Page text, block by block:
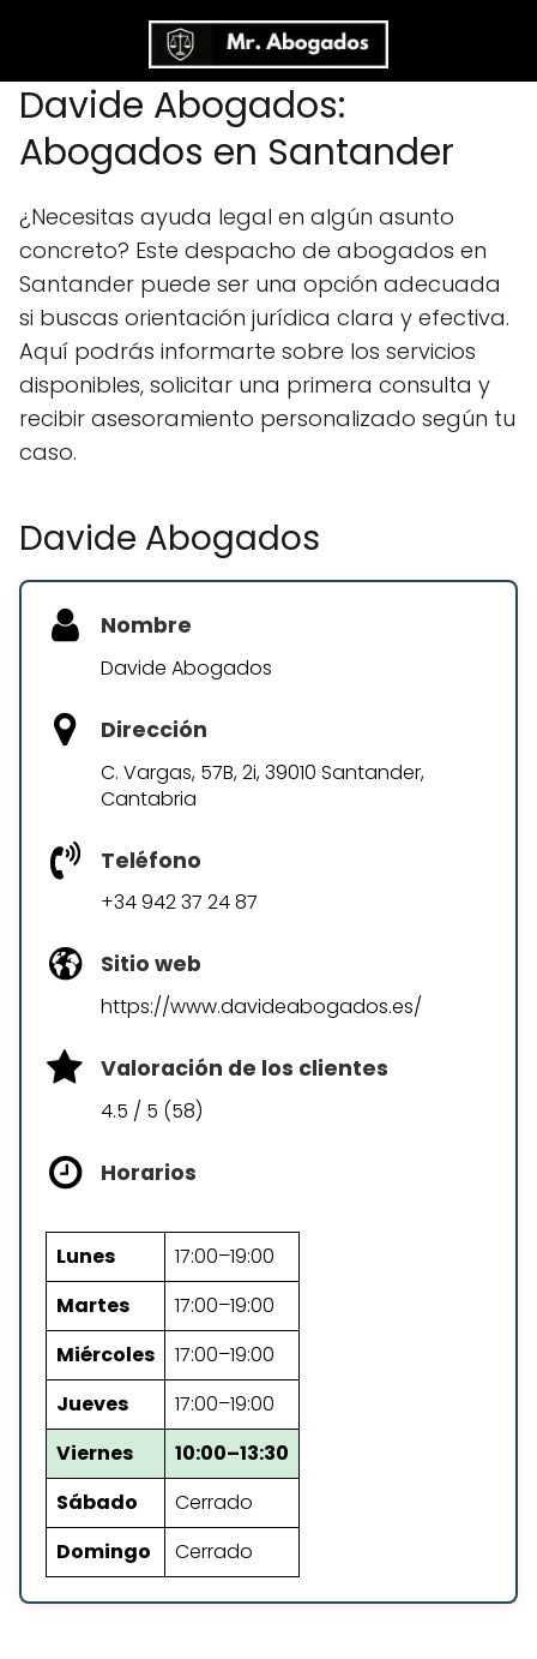
Davide Abogados:
Abogados en Santander
¿Necesitas ayuda legal en algún asunto
concreto? Este despacho de abogados en
Santander puede ser una opción adecuada
si buscas orientación jurídica clara y efectiva.
Aquí podrás informarte sobre los servicios
disponibles, solicitar una primera consulta y
recibir asesoramiento personalizado según tu
caso.
Davide Abogados
Nombre
Davide Abogados
Dirección
C. Vargas, 57B, 2i, 39010 Santander,
Cantabria
Teléfono
+34 942 37 24 87
Sitio web
https://www.davideabogados.es/
Valoración de los clientes
4.5 / 5 (58)
Horarios
Lunes
17:00–19:00
Martes
17:00–19:00
Miércoles
17:00–19:00
Jueves
17:00–19:00
Viernes
10:00–13:30
Sábado
Cerrado
Domingo
Cerrado